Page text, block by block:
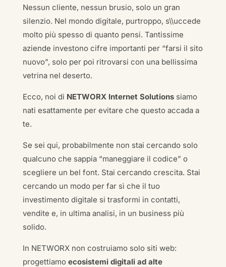
Nessun cliente, nessun brusio, solo un gran
silenzio. Nel mondo digitale, purtroppo, s\\uccede
molto più spesso di quanto pensi. Tantissime
aziende investono cifre importanti per “farsi il sito
nuovo”, solo per poi ritrovarsi con una bellissima
vetrina nel deserto.
Ecco, noi di NETWORX Internet Solutionssiamo
nati esattamente per evitare che questo accada a
te.
Se sei qui, probabilmente non stai cercando solo
qualcuno che sappia “maneggiare il codice” o
scegliere un bel font. Stai cercando crescita. Stai
cercando un modo per far sì che il tuo
investimento digitale si trasformi in contatti,
vendite e, in ultima analisi, in un business più
solido.
In NETWORX non costruiamo solo siti web:
progettiamo ecosistemi digitali ad alte